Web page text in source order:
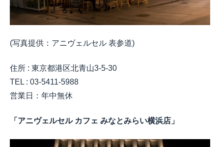
(写真提供：アニヴェルセル 表参道)
住所 : 東京都港区北青山3-5-30
TEL : 03-5411-5988
営業日：年中無休
「アニヴェルセル カフェ みなとみらい横浜店」